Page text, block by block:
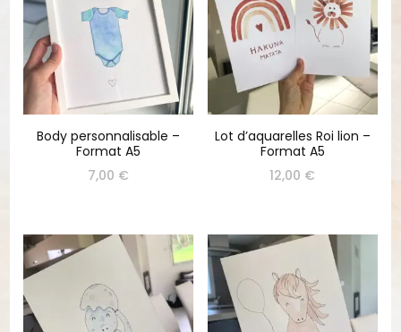
Body personnalisable –
Format A5
7,00 €
Lot d’aquarelles Roi lion –
Format A5
12,00 €